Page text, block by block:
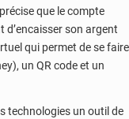
que le compte
d’encaisser son argent
qui permet de se faire
un QR code et un
technologies un outil de